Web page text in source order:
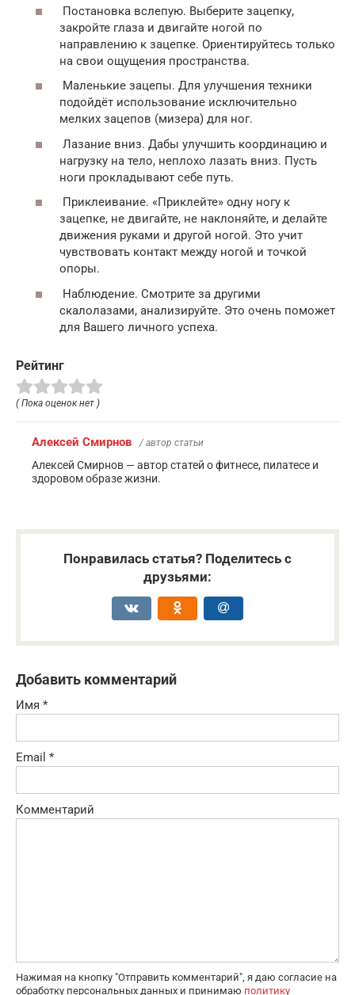
Постановка вслепую. Выберите зацепку,
закройте глаза и двигайте ногой по
направлению к зацепке. Ориентируйтесь только
на свои ощущения пространства.
Маленькие зацепы. Для улучшения техники
подойдёт использование исключительно
мелких зацепов (мизера) для ног.
Лазание вниз. Дабы улучшить координацию и
нагрузку на тело, неплохо лазать вниз. Пусть
ноги прокладывают себе путь.
Приклеивание. «Приклейте» одну ногу к
зацепке, не двигайте, не наклоняйте, и делайте
движения руками и другой ногой. Это учит
чувствовать контакт между ногой и точкой
опоры.
Наблюдение. Смотрите за другими
скалолазами, анализируйте. Это очень поможет
для Вашего личного успеха.
Рейтинг
( Пока оценок нет )
Алексей Смирнов / автор статьи
Алексей Смирнов — автор статей о фитнесе, пилатесе и
здоровом образе жизни.
Понравилась статья? Поделитесь с
друзьями:
Добавить комментарий
Имя *
Email *
Комментарий
Нажимая на кнопку "Отправить комментарий", я даю согласие на
обработку персональных данных и принимаю политику